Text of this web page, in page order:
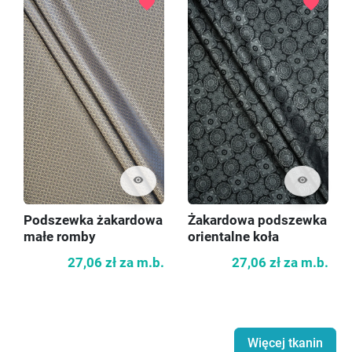
visibility
Podszewka żakardowa
małe romby
27,06 zł za m.b.
visibility
Żakardowa podszewka
orientalne koła
27,06 zł za m.b.
Więcej tkanin